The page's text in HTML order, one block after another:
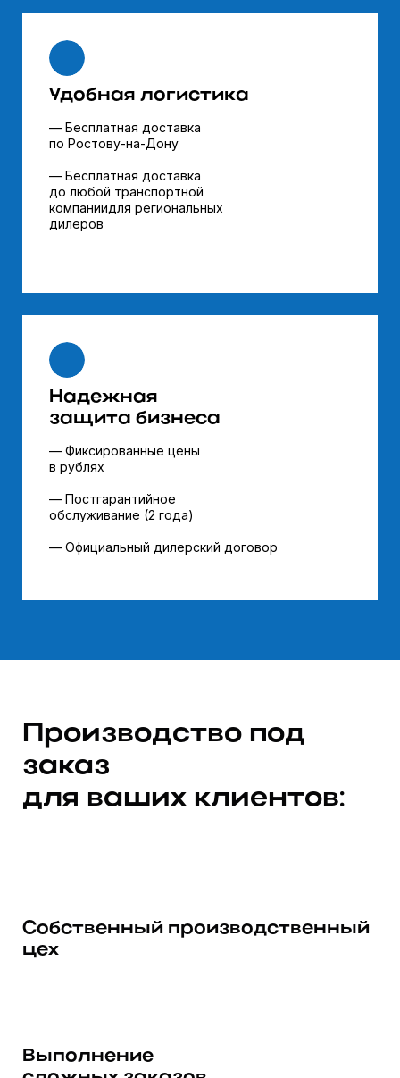
Удобная логистика
— Бесплатная доставка
по Ростову-на-Дону
— Бесплатная доставка
до любой транспортной
компаниидля региональных
дилеров
Надежная
защита бизнеса
— Фиксированные цены
в рублях
— Постгарантийное
обслуживание (2 года)
— Официальный дилерский договор
Производство под
заказ
для ваших клиентов:
Собственный производственный
цех
Выполнение